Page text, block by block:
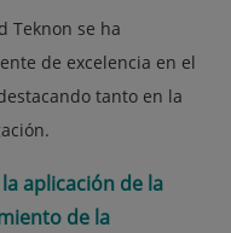
Teknon se ha
de excelencia en el
tanto en la
aplicación de la
de la